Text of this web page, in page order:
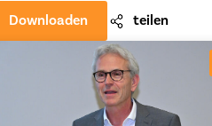
Downloaden teilen